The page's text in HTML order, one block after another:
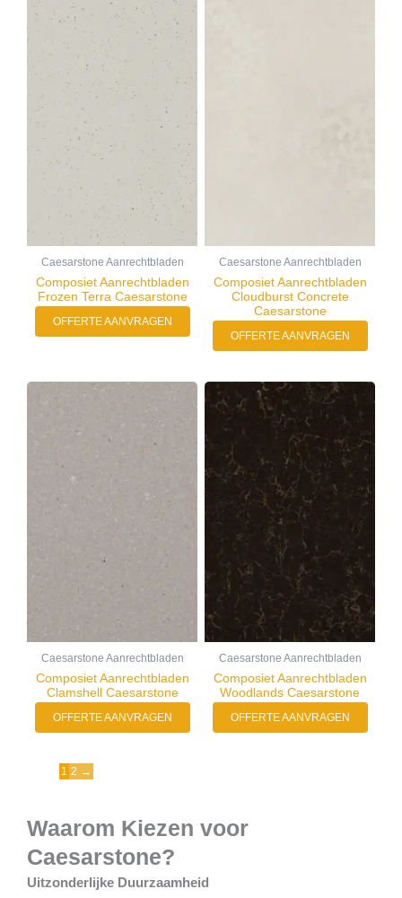
Caesarstone Aanrechtbladen
Composiet Aanrechtbladen
Frozen Terra Caesarstone
OFFERTE AANVRAGEN
Caesarstone Aanrechtbladen
Composiet Aanrechtbladen
Cloudburst Concrete
Caesarstone
OFFERTE AANVRAGEN
Caesarstone Aanrechtbladen
Composiet Aanrechtbladen
Clamshell Caesarstone
OFFERTE AANVRAGEN
Caesarstone Aanrechtbladen
Composiet Aanrechtbladen
Woodlands Caesarstone
OFFERTE AANVRAGEN
1 2 →
Waarom Kiezen voor
Caesarstone?
Uitzonderlijke Duurzaamheid